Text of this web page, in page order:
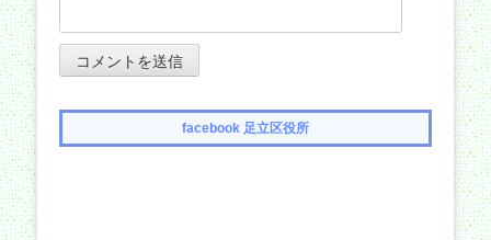
facebook 足立区役所